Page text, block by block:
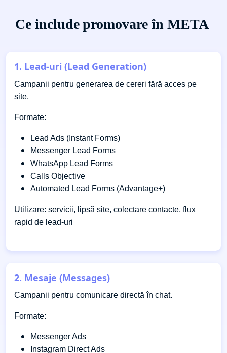
Ce includepromovare în META
1. Lead-uri (Lead Generation)
Campanii pentru generarea de cereri fără acces pe
site.
Formate:
Lead Ads (Instant Forms)
Messenger Lead Forms
WhatsApp Lead Forms
Calls Objective
Automated Lead Forms (Advantage+)
Utilizare: servicii, lipsă site, colectare contacte, flux
rapid de lead-uri
2. Mesaje (Messages)
Campanii pentru comunicare directă în chat.
Formate:
Messenger Ads
Instagram Direct Ads